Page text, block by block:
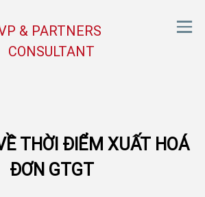
& PARTNERS
CONSULTANT
THỜI ĐIỂM XUẤT HOÁ
ĐƠN GTGT